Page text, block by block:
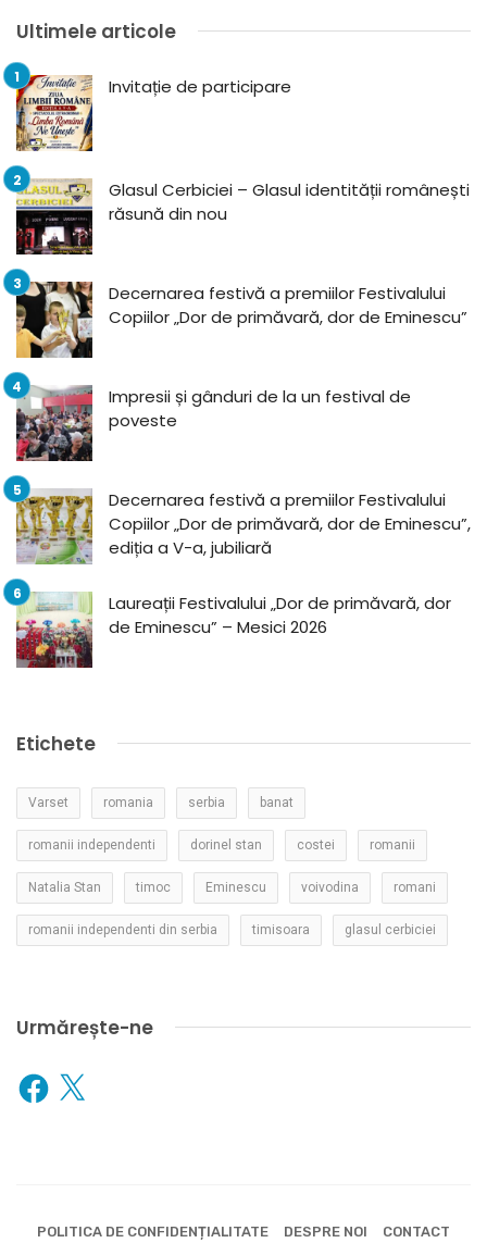
Ultimele articole
Invitație de participare
Glasul Cerbiciei – Glasul identității românești
răsună din nou
Decernarea festivă a premiilor Festivalului
Copiilor „Dor de primăvară, dor de Eminescu”
Impresii și gânduri de la un festival de
poveste
Decernarea festivă a premiilor Festivalului
Copiilor „Dor de primăvară, dor de Eminescu”,
ediția a V-a, jubiliară
Laureații Festivalului „Dor de primăvară, dor
de Eminescu” – Mesici 2026
Etichete
Varset romania serbia banat
romanii independenti dorinel stan costei romanii
Natalia Stan timoc Eminescu voivodina romani
romanii independenti din serbia timisoara glasul cerbiciei
Urmărește-ne
Facebook
X
POLITICA DE CONFIDENȚIALITATE DESPRE NOI CONTACT